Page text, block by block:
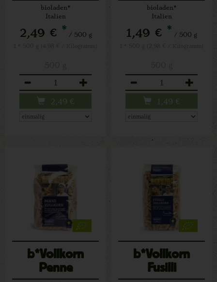
bioladen*
Italien
2,49 € * / 500 g
Anzahl
2,49 €
bioladen*
Italien
1,49 € * / 500 g
Anzahl
1,49 €
b*Vollkorn
Penne
b*Vollkorn
Fusilli